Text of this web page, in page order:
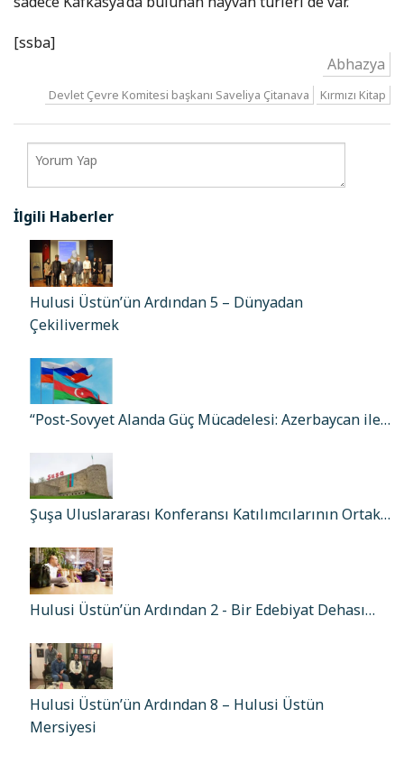
[ssba]
Abhazya
Devlet Çevre Komitesi başkanı Saveliya Çitanava Kırmızı Kitap
İlgili Haberler
Hulusi Üstün’ün Ardından 5 – Dünyadan
Çekilivermek
“Post-Sovyet Alanda Güç Mücadelesi: Azerbaycan ile…
Şuşa Uluslararası Konferansı Katılımcılarının Ortak…
Hulusi Üstün’ün Ardından 2 - Bir Edebiyat Dehası…
Hulusi Üstün’ün Ardından 8 – Hulusi Üstün
Mersiyesi